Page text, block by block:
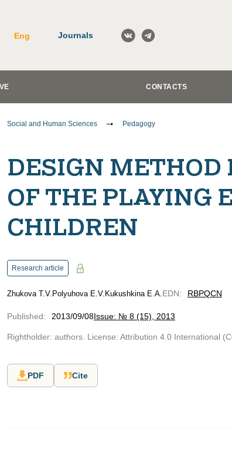
Eng Journals
CONTACTS
Social and Human Sciences Pedagogy
DESIGN METHOD
OF THE PLAYING
CHILDREN
Research article
Zhukova T.V. Polyuhova E.V. Kukushkina E.A. EDN: RBPQCN
Published: 2013/09/08Issue: № 8 (15), 2013
Rightholder: authors. License: Attribution 4.0 International
PDF Cite